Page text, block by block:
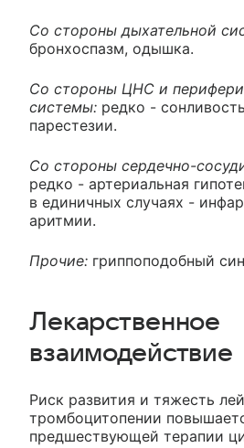
Со стороны дыхательной
бронхоспазм, одышка.
Со стороны ЦНС и
системы: редко -
парестезии.
Со стороны сердечно-
редко - артериальная
в единичных случаях -
аритмии.
Прочие: гриппоподобный
Лекарственное
взаимодействие
Риск развития и тяжесть
тромбоцитопении
предшествующей терапии